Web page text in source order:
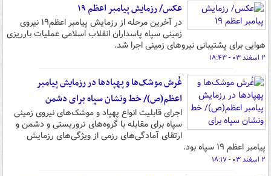
عکس/ رزمایش پیامبر اعظم ۱۹
در آخرین مرحله از رزمایش پیامبر اعظم۱۹ نیروی
زمینی سپاه پاسداران انقلاب اسلامی عملیات بارریزی
هوایی برای پشتیبانی نیروهای زمینی اجرا شد.
۲ اسفند ۰۳ - ۱۸:۴۳
غُرش موشک‌ها و پهپادها در رزمایش پیامبر
اعظم(ص)/ خط ونشان سپاه برای دشمن
اجرای قابلیت انواع پهپاد و موشک‌های نیروی زمینی
سپاه برای مقابله با گروه‌های تروریستی و دشمن و
ارتقای آمادگی‌های رزمی از ویژگی‌های رزمایش
پیامبر اعظم ۱۹ سپاه بود.
۲ اسفند ۰۳ - ۱۸:۱۷